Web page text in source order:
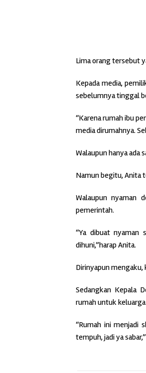
Lima orang tersebut
Kepada media,
sebelumnya tinggal
“Karena rumah ibu
media dirumahnya.
Walaupun hanya ada
Namun begitu, Anita
Walaupun nyaman
pemerintah.
“Ya dibuat nyaman
dihuni,”harap Anita.
Dirinyapun mengaku,
Sedangkan Kepala
rumah untuk
“Rumah ini menjadi
tempuh, jadi ya